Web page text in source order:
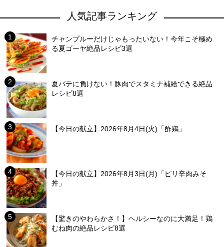
人気記事ランキング
チャンプルーだけじゃもったいない！今年こそ極め
る夏ゴーヤ絶品レシピ3選
夏バテに負けない！豚肉でスタミナ補給できる絶品
レシピ8選
【今日の献立】2026年8月4日(火)「酢鶏」
【今日の献立】2026年8月3日(月)「ピリ辛肉みそ
丼」
【驚きのやわらかさ！】ヘルシーなのに大満足！鶏
むね肉の絶品レシピ8選